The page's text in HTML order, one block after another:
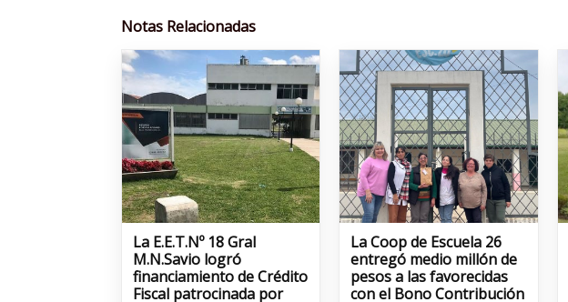
Notas Relacionadas
La E.E.T.Nº 18 Gral
M.N.Savio logró
financiamiento de Crédito
Fiscal patrocinada por
La Coop de Escuela 26
entregó medio millón de
pesos a las favorecidas
con el Bono Contribución